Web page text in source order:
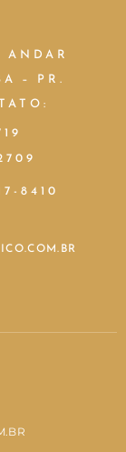
– PR.
8410